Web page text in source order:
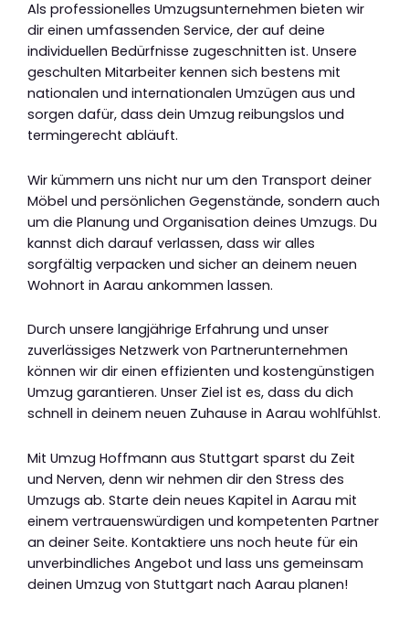
Als professionelles Umzugsunternehmen bieten wir
dir einen umfassenden Service, der auf deine
individuellen Bedürfnisse zugeschnitten ist. Unsere
geschulten Mitarbeiter kennen sich bestens mit
nationalen und internationalen Umzügen aus und
sorgen dafür, dass dein Umzug reibungslos und
termingerecht abläuft.
Wir kümmern uns nicht nur um den Transport deiner
Möbel und persönlichen Gegenstände, sondern auch
um die Planung und Organisation deines Umzugs. Du
kannst dich darauf verlassen, dass wir alles
sorgfältig verpacken und sicher an deinem neuen
Wohnort in Aarau ankommen lassen.
Durch unsere langjährige Erfahrung und unser
zuverlässiges Netzwerk von Partnerunternehmen
können wir dir einen effizienten und kostengünstigen
Umzug garantieren. Unser Ziel ist es, dass du dich
schnell in deinem neuen Zuhause in Aarau wohlfühlst.
Mit Umzug Hoffmann aus Stuttgart sparst du Zeit
und Nerven, denn wir nehmen dir den Stress des
Umzugs ab. Starte dein neues Kapitel in Aarau mit
einem vertrauenswürdigen und kompetenten Partner
an deiner Seite. Kontaktiere uns noch heute für ein
unverbindliches Angebot und lass uns gemeinsam
deinen Umzug von Stuttgart nach Aarau planen!